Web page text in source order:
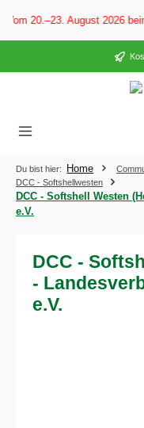
springen
20.–23. August 2026 beim
Du bist hier: Home
DCC - Softshellwesten
DCC - Softshell Westen
e.V.
DCC -
-
e.V.